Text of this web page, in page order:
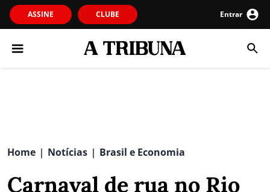
ASSINE CLUBE Entrar
Home | Notícias | Brasil e Economia
Carnaval de rua no Rio